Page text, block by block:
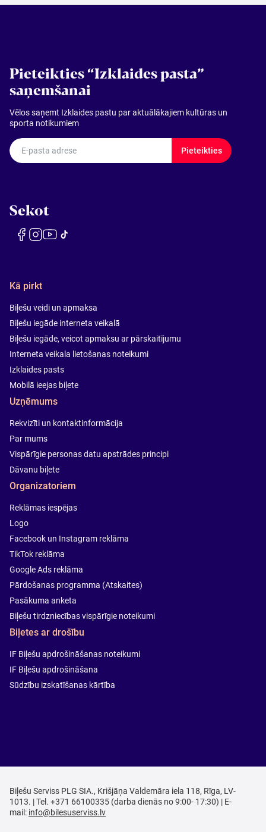
Pieteikties “Izklaides pasta”
saņemšanai
Vēlos saņemt Izklaides pastu par aktuālākajiem kultūras un
sporta notikumiem
E-pasta adrese Pieteikties
Sekot
Kā pirkt
Biļešu veidi un apmaksa
Biļešu iegāde interneta veikalā
Biļešu iegāde, veicot apmaksu ar pārskaitījumu
Interneta veikala lietošanas noteikumi
Izklaides pasts
Mobilā ieejas biļete
Uzņēmums
Rekvizīti un kontaktinformācija
Par mums
Vispārīgie personas datu apstrādes principi
Dāvanu biļete
Organizatoriem
Reklāmas iespējas
Logo
Facebook un Instagram reklāma
TikTok reklāma
Google Ads reklāma
Pārdošanas programma (Atskaites)
Pasākuma anketa
Biļešu tirdzniecības vispārīgie noteikumi
Biļetes ar drošību
IF Biļešu apdrošināšanas noteikumi
IF Biļešu apdrošināšana
Sūdzību izskatīšanas kārtība
Biļešu Serviss PLG SIA., Krišjāņa Valdemāra iela 118, Rīga, LV-
1013. | Tel. +371 66100335 (darba dienās no 9:00- 17:30) | E-
mail: info@bilesuserviss.lv